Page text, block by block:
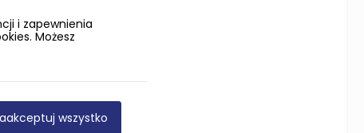
i zapewnienia
Możesz
wszystko